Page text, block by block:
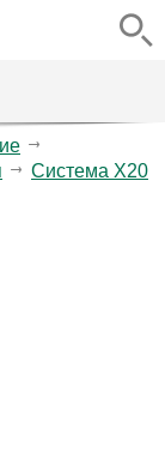
Система X20